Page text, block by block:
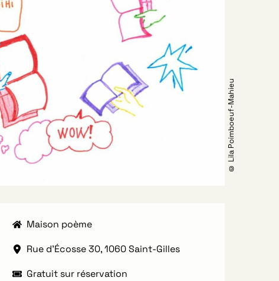
© Lila Poimboeuf-Mahieu
Maison poème
Rue d'Écosse 30, 1060 Saint-Gilles
Gratuit sur réservation